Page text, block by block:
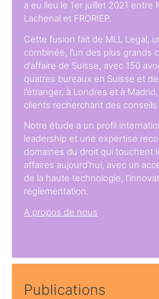
a eu lieu le 1er juillet 2021 entre
Lachenal et FRORIEP.
Cette fusion fait de MLL Legal,
combinée, l’un des plus grands
d’affaire de Suisse, avec 150
quatres bureaux en Suisse et
l’étranger, à Londres et à
clients recherchant des conseils
Notre étude a un profil
leadership et une expertise
domaines du droit qui touchent
affaires aujourd’hui, avec un
de la haute technologie,
réglementation.
A propos de nous
Publications